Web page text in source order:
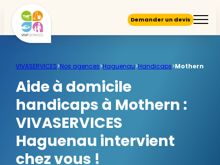
Demander un devis
VIVASERVICES>Nos agences>Haguenau>Handicaps>Mothern
Aide à domicile
handicaps à Mothern :
VIVASERVICES
Haguenau intervient
chez vous !